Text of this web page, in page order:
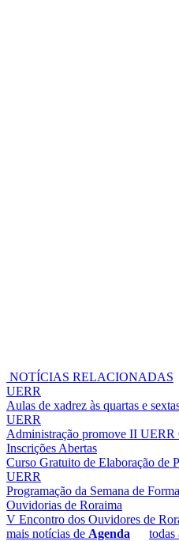
NOTÍCIAS RELACIONADAS
UERR
Aulas de xadrez às quartas e
UERR
Administração promove II UERR
Inscrições Abertas
Curso Gratuito de Elaboração de
UERR
Programação da Semana de
Ouvidorias de Roraima
V Encontro dos Ouvidores de
mais notícias de Agenda todas